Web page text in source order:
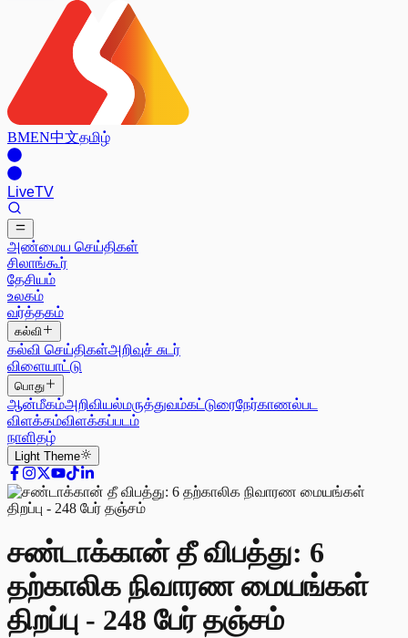
BMEN中文தமிழ்
LiveTV
அண்மைய செய்திகள்
சிலாங்கூர்
தேசியம்
உலகம்
வர்த்தகம்
கல்வி
கல்வி செய்திகள்அறிவுச் சுடர்
விளையாட்டு
பொது
ஆன்மீகம்அறிவியல்மருத்துவம்கட்டுரைநேர்காணல்பட
விளக்கம்விளக்கப்படம்
நாளிதழ்
Light Theme
சண்டாக்கான் தீ விபத்து: 6
தற்காலிக நிவாரண மையங்கள்
திறப்பு - 248 பேர் தஞ்சம்